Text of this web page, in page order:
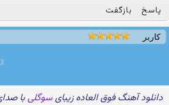
پاسخ بازگفت
کاربر
دانلود آهنگ فوق العاده زیبایسوگلیبا